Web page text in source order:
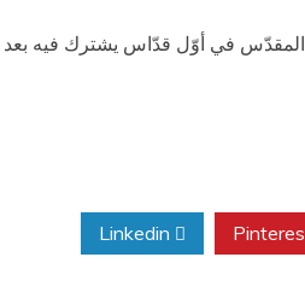
المقدّس في أوّل قدّاس يشترك فيه بعد